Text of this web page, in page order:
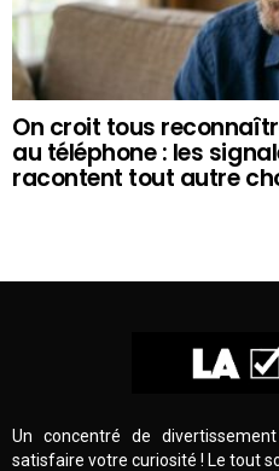
On croit tous
au téléphone : les
racontent tout autre
Un concentré de
satisfaire votre curiosité ! Le tout